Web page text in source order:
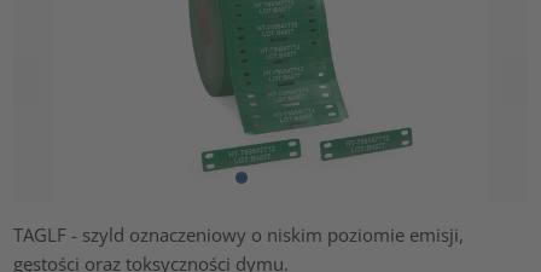
TAGLF - szyld oznaczeniowy o niskim poziomie emisji,
gęstości oraz toksyczności dymu.